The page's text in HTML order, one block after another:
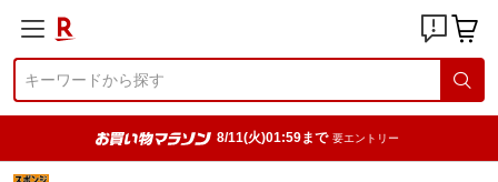
8/11(火)01:59まで 要エントリー